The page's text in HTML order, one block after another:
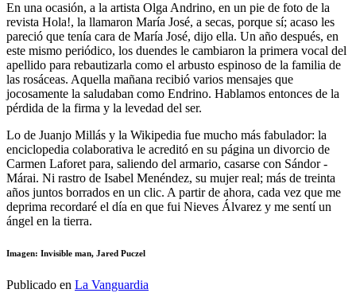
En una ocasión, a la artista Olga Andrino, en un pie de foto de la
revista Hola!, la llamaron María José, a secas, porque sí; acaso les
pareció que tenía cara de María José, dijo ella. Un año después, en
este mismo periódico, los duendes le cambiaron la primera vocal del
apellido para rebautizarla como el arbusto espinoso de la familia de
las rosáceas. Aquella mañana recibió varios mensajes que
jocosamente la saludaban como Endrino. Hablamos entonces de la
pérdida de la firma y la levedad del ser.
Lo de Juanjo Millás y la Wikipedia fue mucho más fabulador: la
enciclopedia colaborativa le acreditó en su página un divorcio de
Carmen Laforet para, saliendo del armario, casarse con Sándor ­
Márai. Ni rastro de Isabel Menéndez, su mujer real; más de treinta
años juntos borrados en un clic. A partir de ahora, cada vez que me
deprima recordaré el día en que fui Nieves Álvarez y me sentí un
ángel en la tierra.
Imagen: Invisible man, Jared Puczel
Publicado en La Vanguardia